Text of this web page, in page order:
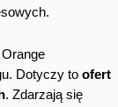
Dotyczy to ofert
. Zdarzają się